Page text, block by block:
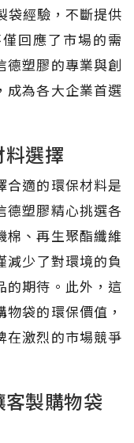
袋經驗，不斷提供
回應了市場的需
德塑膠的專業與創
成為各大企業首選
料選擇
合適的環保材料是
德塑膠精心挑選各
棉、再生聚酯纖維
減少了對環境的負
的期待。此外，這
袋的環保價值，
在激烈的市場競爭
製購物袋